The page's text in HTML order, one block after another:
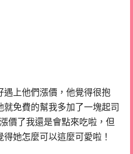
上他們漲價，他覺得很抱
免費的幫我多加了一塊起司
價了我還是會點來吃啦，但
她怎麼可以這麼可愛啦！